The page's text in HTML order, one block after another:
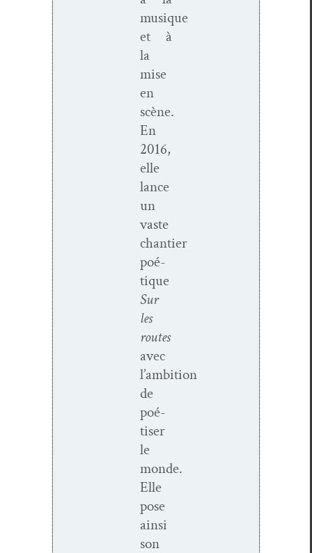
musique
et à
la
mise
en
scène.
En
2016,
elle
lance
un
vaste
chantier
poé­
tique
Sur
les
routes
avec
l’ambition
de
poé­
tis­er
le
monde.
Elle
pose
ain­si
son